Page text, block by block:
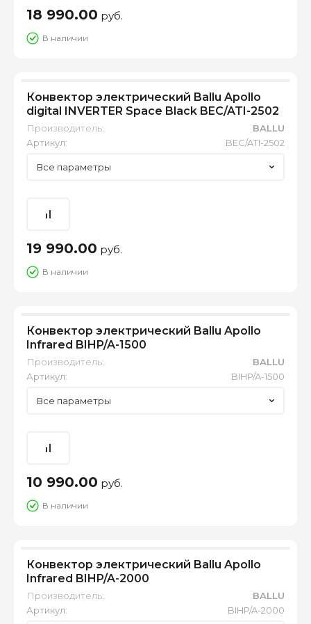
18 990.00 руб.
В наличии
Конвектор электрический Ballu Apollo
digital INVERTER Space Black BEC/ATI-2502
Производитель:
BALLU
Артикул:
BEC/ATI-2502
Все параметры
19 990.00 руб.
В наличии
Конвектор электрический Ballu Apollo
Infrared BIHP/A-1500
Производитель:
BALLU
Артикул:
BIHP/A-1500
Все параметры
10 990.00 руб.
В наличии
Конвектор электрический Ballu Apollo
Infrared BIHP/A-2000
Производитель:
BALLU
Артикул:
BIHP/A-2000